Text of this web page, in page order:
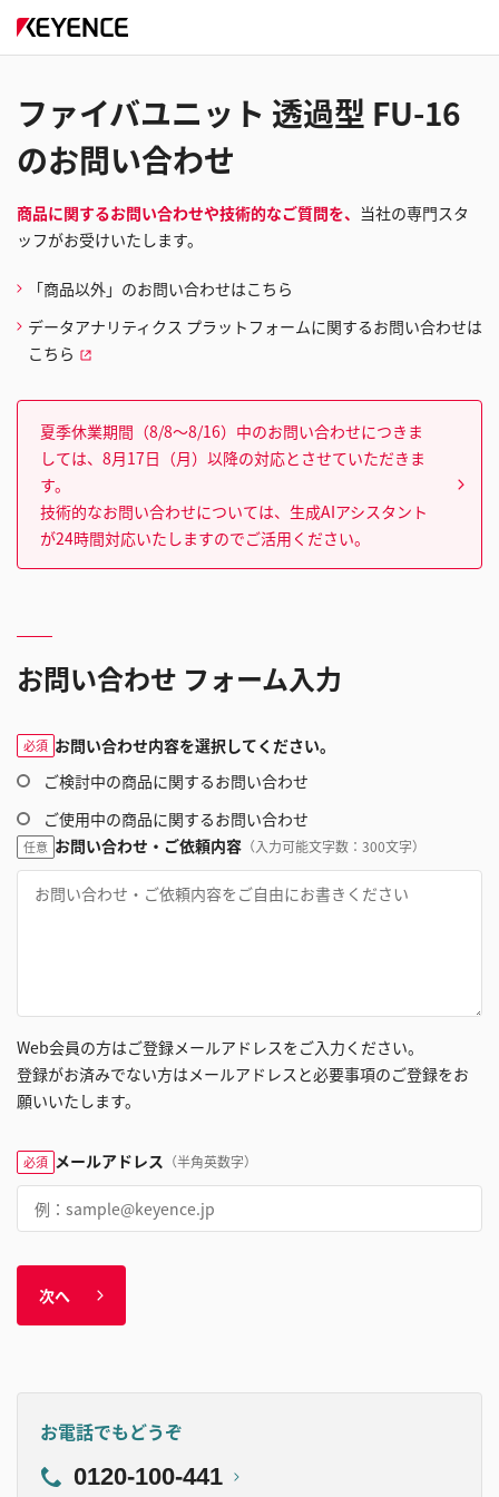
ファイバユニット 透過型 FU-16
のお問い合わせ
商品に関するお問い合わせや技術的なご質問を、 当社の専門スタ
ッフがお受けいたします。
「商品以外」のお問い合わせはこちら
データアナリティクス プラットフォームに関するお問い合わせは
こちら
夏季休業期間（8/8～8/16）中のお問い合わせにつきま
しては、8月17日（月）以降の対応とさせていただきま
す。
技術的なお問い合わせについては、生成AIアシスタント
が24時間対応いたしますのでご活用ください。
お問い合わせ フォーム入力
必須 お問い合わせ内容を選択してください。
ご検討中の商品に関するお問い合わせ
ご使用中の商品に関するお問い合わせ
任意 お問い合わせ・ご依頼内容 （入力可能文字数：300文字）
Web会員の方はご登録メールアドレスをご入力ください。
登録がお済みでない方はメールアドレスと必要事項のご登録をお
願いいたします。
必須 メールアドレス （半角英数字）
次へ
お電話でもどうぞ
0120-100-441